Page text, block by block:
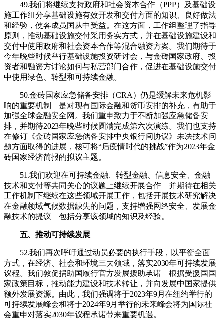
49.我们将继续支持政府和社会资本合作（PPP）及基础设
施工作组分享基础设施有效开发和交付方面的知识、良好做法
和经验，使各成员国从中受益。在这方面，工作组整理了指导
原则，推动基础设施交付采用务实方式，并在基础设施建设和
交付中使用政府和社会资本合作等混合融资方案。我们期待于
今年晚些时候举行基础设施投资研讨会，与金砖国家政府、投
资者和融资方讨论如何与私营部门合作，促进在基础设施交付
中使用绿色、转型和可持续金融。
50.金砖国家应急储备安排（CRA）仍是缓解未来危机影
响的重要机制，是对现有国际金融和货币安排的补充，有助于
加强全球金融安全网。我们重申致力于不断加强应急储备安
排，并期待2023年晚些时候圆满完成第六次演练。我们也支持
在修订《金砖国家应急储备安排中央银行间协议》未决技术问
题方面取得的进展，核可将“后疫情时代的挑战”作为2023年金
砖国家经济简报的拟议主题。
51.我们欢迎在可持续金融、转型金融、信息安全、金融
技术和支付等共同关心的议题上继续开展合作，并期待在相关
工作机制下继续在这些领域开展工作，包括开展技术研究解决
在金融领域气候数据缺失的问题，支持增强网络安全、发展金
融技术的提议，包括分享该领域的知识及经验。
五、推动可持续发展
52.我们再次呼吁通过动员必要的执行手段，以平衡全面
方式，在经济、社会和环境三大领域，落实2030年可持续发展
议程。我们敦促捐助国履行官方发展援助承诺，根据受援国国
家政策目标，推动能力建设和技术转让，并向发展中国家提供
额外发展资源。由此，我们强调将于2023年9月在纽约举行的
可持续发展峰会和将于2024年9月举行的未来峰会将为国际社
会重申对落实2030年议程承诺带来重要机遇。